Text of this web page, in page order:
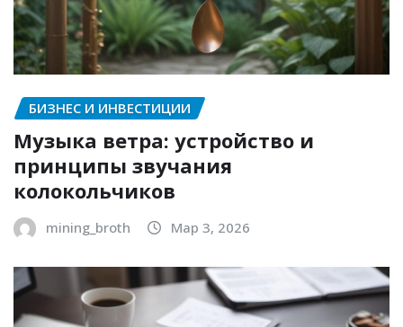
БИЗНЕС И ИНВЕСТИЦИИ
Музыка ветра: устройство и
принципы звучания
колокольчиков
mining_broth Мар 3, 2026